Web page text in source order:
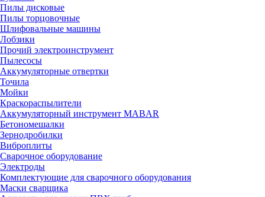
Пилы дисковые
Пилы торцовочные
Шлифовальные машины
Лобзики
Прочий электроинструмент
Пылесосы
Аккумуляторные отвертки
Точила
Мойки
Краскораспылители
Аккумуляторный инструмент MABAR
Бетономешалки
Зернодробилки
Виброплиты
Сварочное оборудование
Электроды
Комплектующие для сварочного оборудования
Маски сварщика